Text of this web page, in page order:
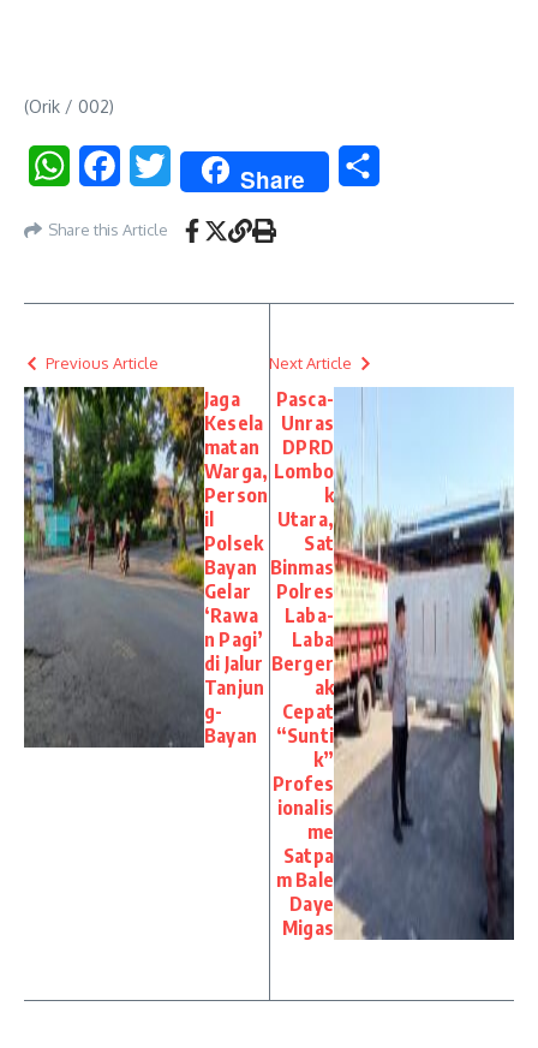
(Orik / 002)
WhatsAppFacebookTwitter Share
Share this Article
Previous Article
Jaga
Kesela
matan
Warga,
Person
il
Polsek
Bayan
Gelar
‘Rawa
n Pagi’
di Jalur
Tanjun
g-
Bayan
Next Article
Pasca-
Unras
DPRD
Lombo
k
Utara,
Sat
Binmas
Polres
Laba-
Laba
Berger
ak
Cepat
“Sunti
k”
Profes
ionalis
me
Satpa
m Bale
Daye
Migas